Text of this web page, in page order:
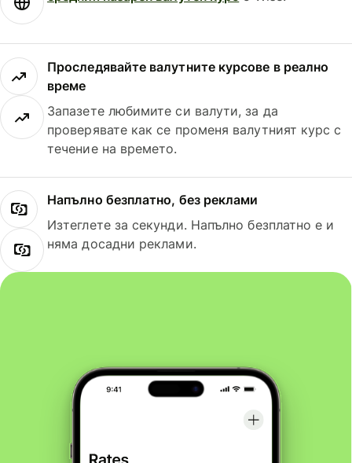
Проследявайте валутните курсове в реално
време
Запазете любимите си валути, за да
проверявате как се променя валутният курс с
течение на времето.
Напълно безплатно, без реклами
Изтеглете за секунди. Напълно безплатно е и
няма досадни реклами.